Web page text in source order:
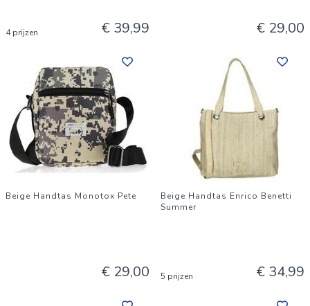
4 prijzen € 39,99 € 29,00
Beige Handtas Monotox Pete
€ 29,00
Beige Handtas Enrico Benetti
Summer
5 prijzen € 34,99